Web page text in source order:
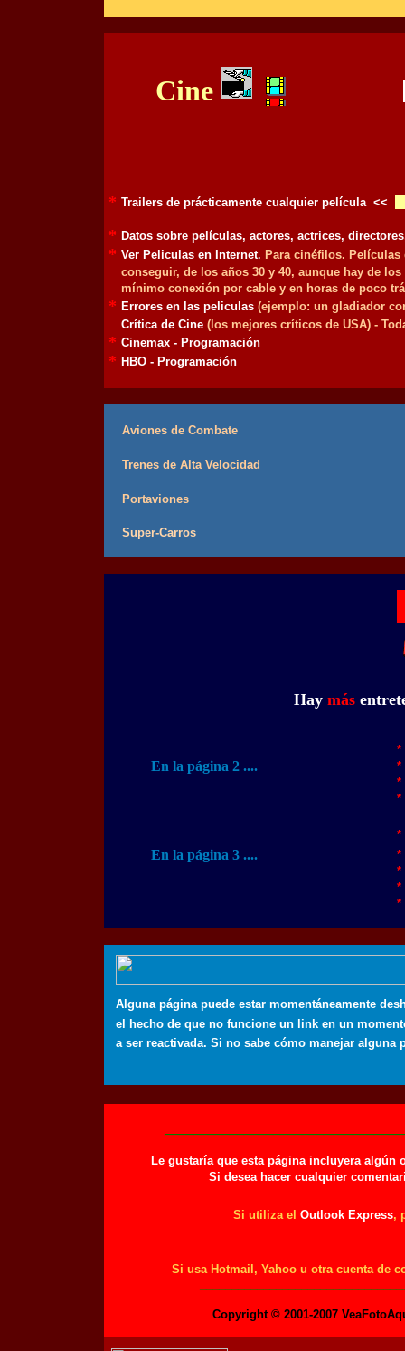
Cine
* Trailers de prácticamente cualquier película <<
* Datos sobre películas, actores, actrices,
* Ver Peliculas en Internet. Para cinéfilos.
conseguir, de los años 30 y 40, aunque hay de
mínimo conexión por cable y en horas de poco
* Errores en las peliculas (ejemplo: un gladiador
Crítica de Cine (los mejores críticos de USA) -
* Cinemax - Programación
* HBO - Programación
Aviones de Combate
Trenes de Alta Velocidad
Portaviones
Super-Carros
Hay más
*
En la página 2 ....
*
*
*
*
En la página 3 ....
*
*
*
*
Alguna página puede estar momentáneamente
el hecho de que no funcione un link en un
a ser reactivada. Si no sabe cómo manejar
Le gustaría que esta página incluyera
Si desea hacer cualquier
Si utiliza el Outlook Express,
Si usa Hotmail, Yahoo u otra cuenta de
Copyright © 2001-2007